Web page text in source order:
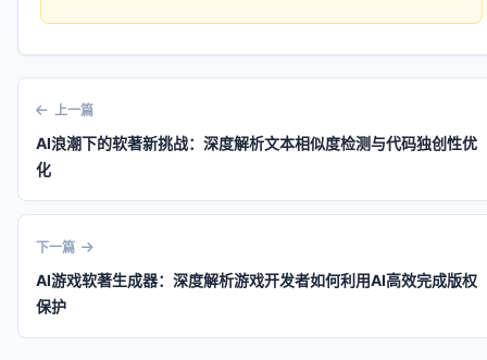
上一篇
AI浪潮下的软著新挑战：深度解析文本相似度检测与代码独创性优
化
下一篇
AI游戏软著生成器：深度解析游戏开发者如何利用AI高效完成版权
保护